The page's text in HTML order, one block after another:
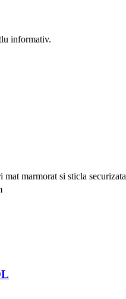
informativ.
marmorat si sticla securizata